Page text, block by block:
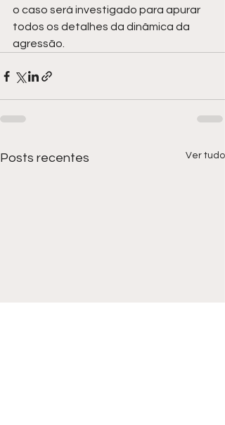
o caso será investigado para apurar
todos os detalhes da dinâmica da
agressão.
Posts recentes Ver tudo